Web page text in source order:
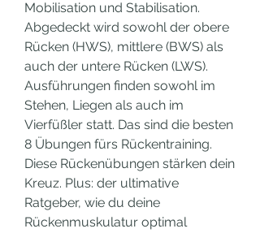
Mobilisation und Stabilisation.
Abgedeckt wird sowohl der obere
Rücken (HWS), mittlere (BWS) als
auch der untere Rücken (LWS).
Ausführungen finden sowohl im
Stehen, Liegen als auch im
Vierfüßler statt. Das sind die besten
8 Übungen fürs Rückentraining.
Diese Rückenübungen stärken dein
Kreuz. Plus: der ultimative
Ratgeber, wie du deine
Rückenmuskulatur optimal